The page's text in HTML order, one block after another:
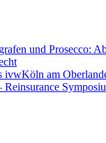
und Prosecco:
ivwKöln am
Reinsurance